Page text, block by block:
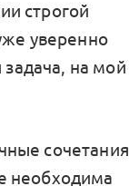
строгой
уверенно
задача, на мой
сочетания
необходима